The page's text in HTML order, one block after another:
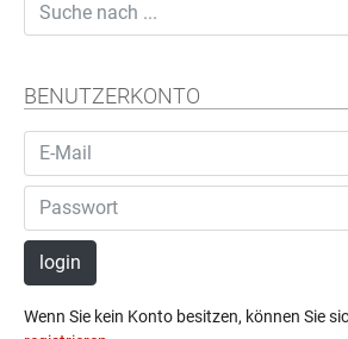
BENUTZERKONTO
login
Wenn Sie kein Konto besitzen, können Sie